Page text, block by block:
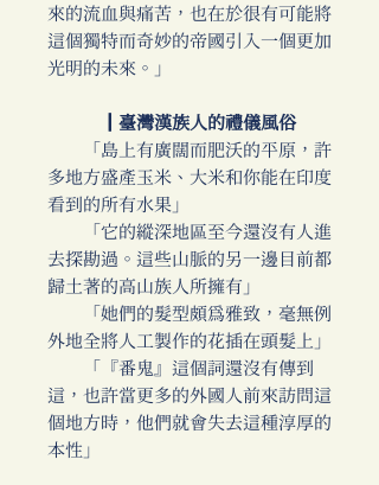
來的流血與痛苦，也在於很有可能將
這個獨特而奇妙的帝國引入一個更加
光明的未來。」
║臺灣漢族人的禮儀風俗
「島上有廣闊而肥沃的平原，許
多地方盛產玉米、大米和你能在印度
看到的所有水果」
「它的縱深地區至今還沒有人進
去探勘過。這些山脈的另一邊目前都
歸土著的高山族人所擁有」
「她們的髮型頗為雅致，毫無例
外地全將人工製作的花插在頭髮上」
「『番鬼』這個詞還沒有傳到
這，也許當更多的外國人前來訪問這
個地方時，他們就會失去這種淳厚的
本性」